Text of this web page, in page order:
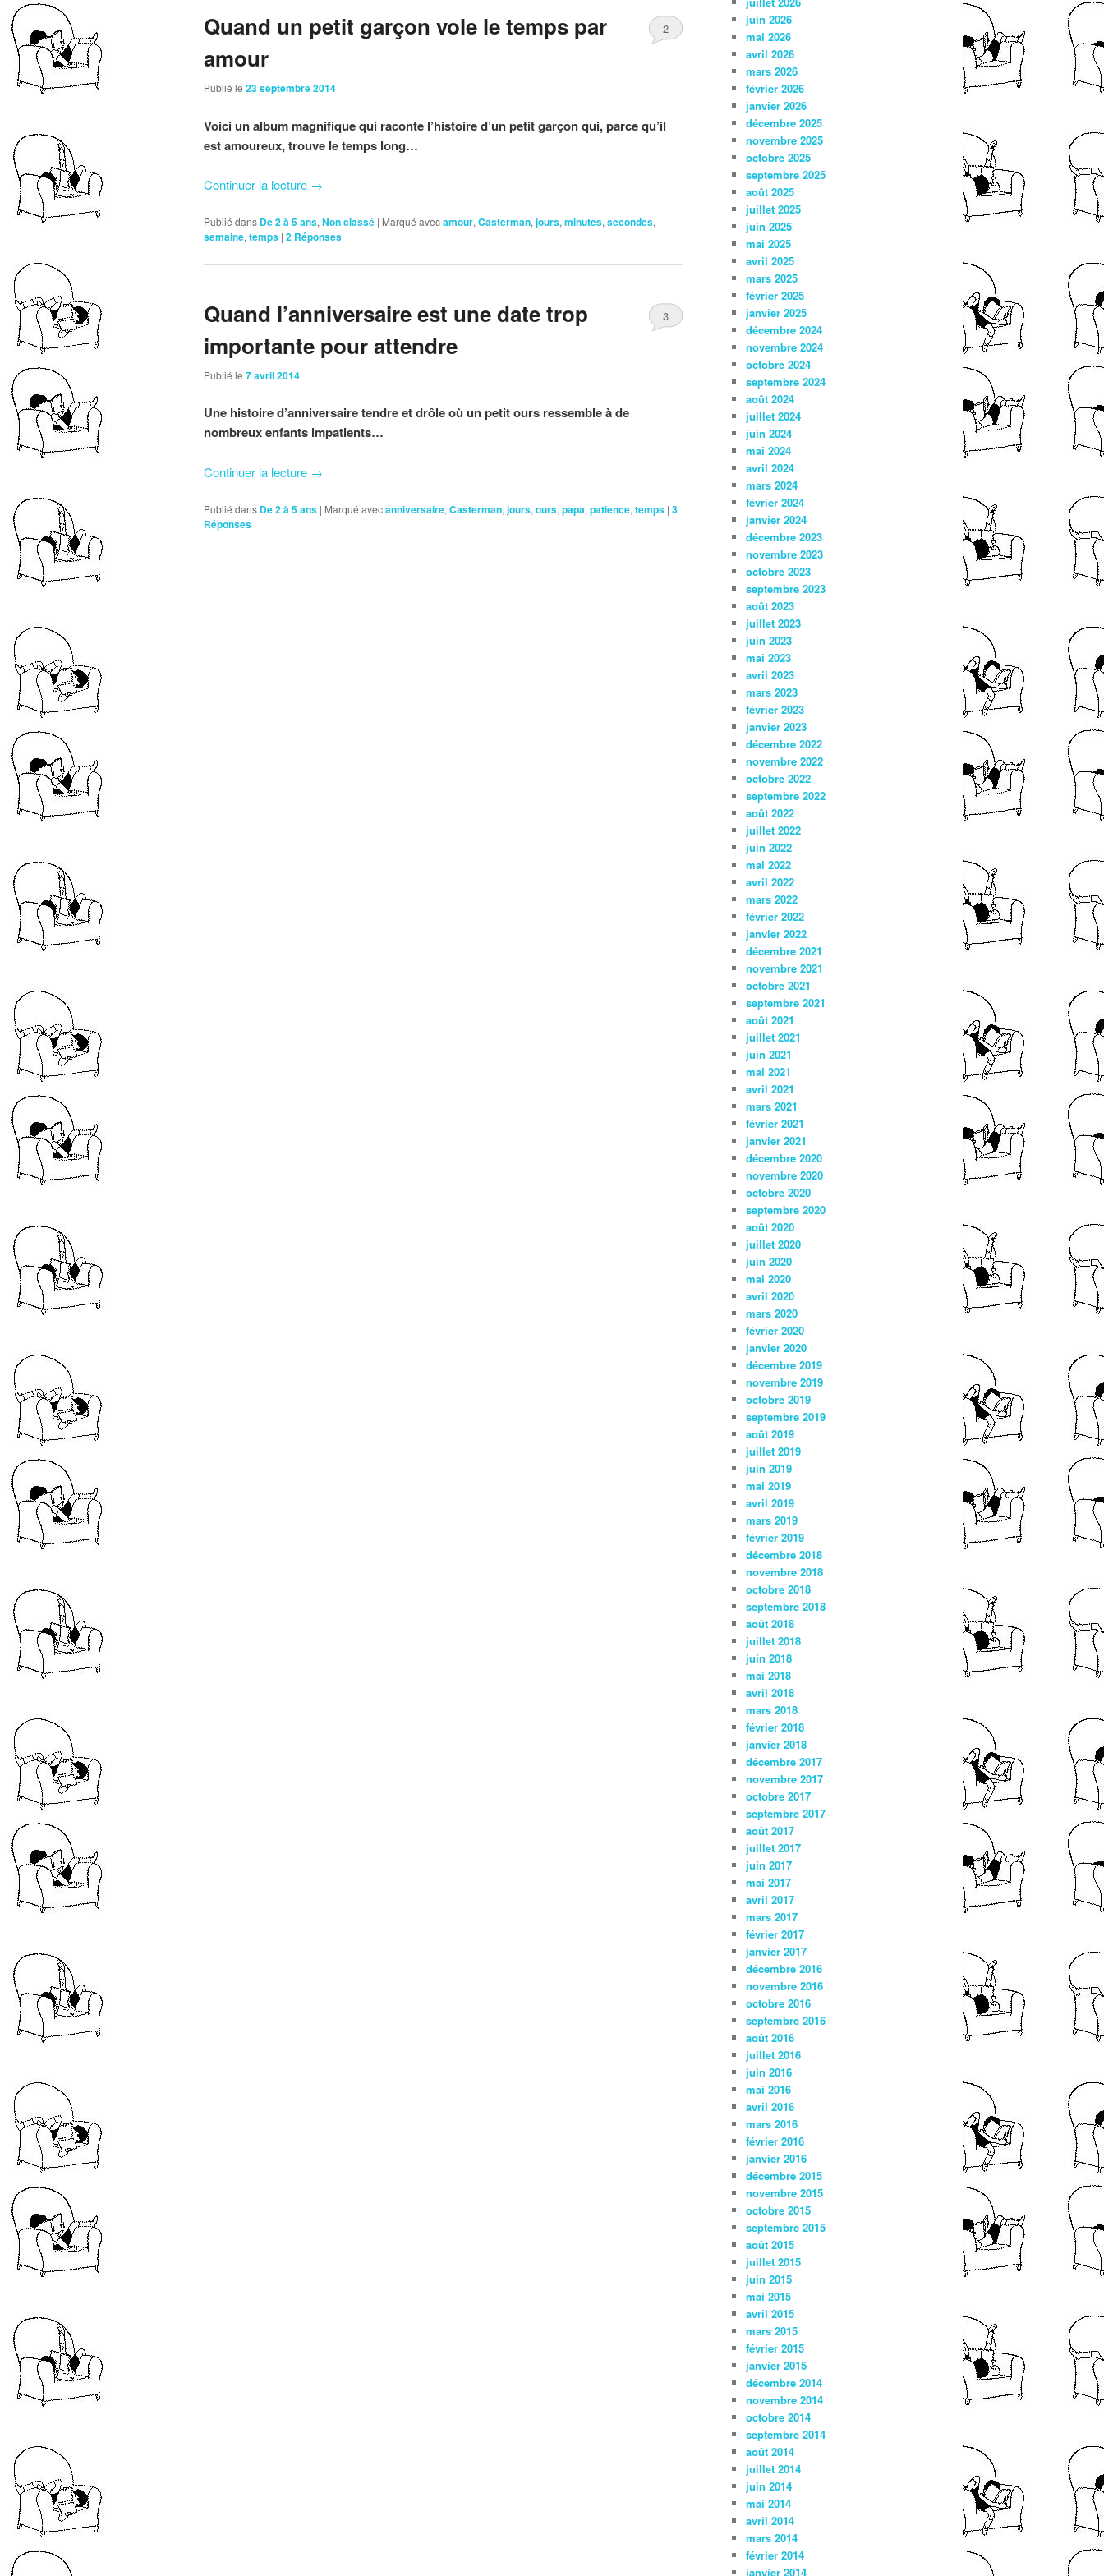
Quand un petit garçon vole le temps par
amour
Publié le 23 septembre 2014
2
Voici un album magnifique qui raconte l’histoire d’un petit garçon qui, parce qu’il
est amoureux, trouve le temps long…
Continuer la lecture →
Publié dans De 2 à 5 ans, Non classé | Marqué avecamour, Casterman, jours, minutes, secondes,
semaine, temps | 2 Réponses
Quand l’anniversaire est une date trop
importante pour attendre
Publié le 7 avril 2014
3
Une histoire d’anniversaire tendre et drôle où un petit ours ressemble à de
nombreux enfants impatients…
Continuer la lecture →
Publié dans De 2 à 5 ans | Marqué avecanniversaire, Casterman, jours, ours, papa, patience, temps | 3
Réponses
juin 2026
mai 2026
avril 2026
mars 2026
février 2026
janvier 2026
décembre 2025
novembre 2025
octobre 2025
septembre 2025
août 2025
juillet 2025
juin 2025
mai 2025
avril 2025
mars 2025
février 2025
janvier 2025
décembre 2024
novembre 2024
octobre 2024
septembre 2024
août 2024
juillet 2024
juin 2024
mai 2024
avril 2024
mars 2024
février 2024
janvier 2024
décembre 2023
novembre 2023
octobre 2023
septembre 2023
août 2023
juillet 2023
juin 2023
mai 2023
avril 2023
mars 2023
février 2023
janvier 2023
décembre 2022
novembre 2022
octobre 2022
septembre 2022
août 2022
juillet 2022
juin 2022
mai 2022
avril 2022
mars 2022
février 2022
janvier 2022
décembre 2021
novembre 2021
octobre 2021
septembre 2021
août 2021
juillet 2021
juin 2021
mai 2021
avril 2021
mars 2021
février 2021
janvier 2021
décembre 2020
novembre 2020
octobre 2020
septembre 2020
août 2020
juillet 2020
juin 2020
mai 2020
avril 2020
mars 2020
février 2020
janvier 2020
décembre 2019
novembre 2019
octobre 2019
septembre 2019
août 2019
juillet 2019
juin 2019
mai 2019
avril 2019
mars 2019
février 2019
décembre 2018
novembre 2018
octobre 2018
septembre 2018
août 2018
juillet 2018
juin 2018
mai 2018
avril 2018
mars 2018
février 2018
janvier 2018
décembre 2017
novembre 2017
octobre 2017
septembre 2017
août 2017
juillet 2017
juin 2017
mai 2017
avril 2017
mars 2017
février 2017
janvier 2017
décembre 2016
novembre 2016
octobre 2016
septembre 2016
août 2016
juillet 2016
juin 2016
mai 2016
avril 2016
mars 2016
février 2016
janvier 2016
décembre 2015
novembre 2015
octobre 2015
septembre 2015
août 2015
juillet 2015
juin 2015
mai 2015
avril 2015
mars 2015
février 2015
janvier 2015
décembre 2014
novembre 2014
octobre 2014
septembre 2014
août 2014
juillet 2014
juin 2014
mai 2014
avril 2014
mars 2014
février 2014
janvier 2014